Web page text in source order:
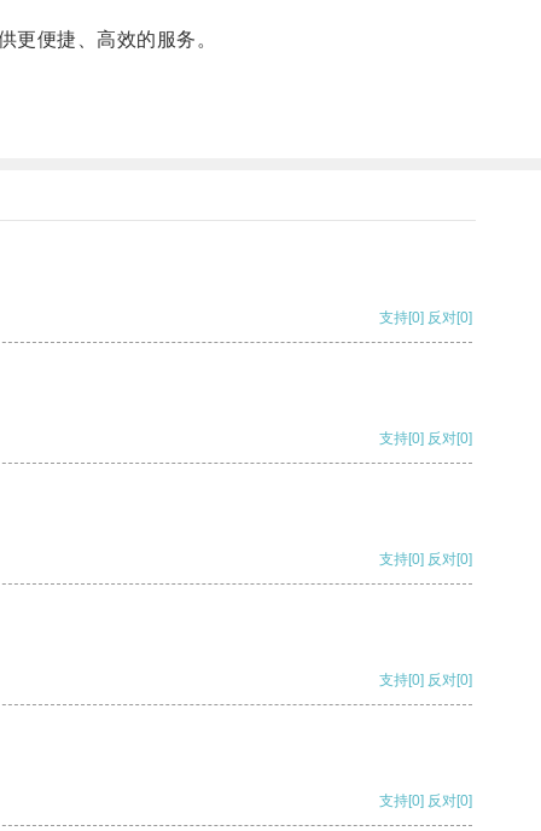
便捷、高效的服务。
支持[0] 反对[0]
支持[0] 反对[0]
支持[0] 反对[0]
支持[0] 反对[0]
支持[0] 反对[0]